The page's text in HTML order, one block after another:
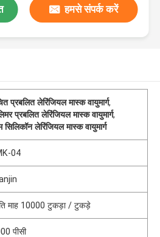
हमसे संपर्क करें
प्रबलित लेरिंजियल मास्क वायुमार्ग,
प्रबलित लेरिंजियल मास्क वायुमार्ग,
लेरिंजियल मास्क वायुमार्ग
04
माह 10000 टुकड़ा / टुकड़े
पीसी